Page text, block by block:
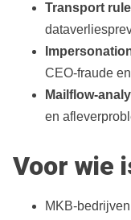
Transport
CEO‑fraude
en
Voor wie